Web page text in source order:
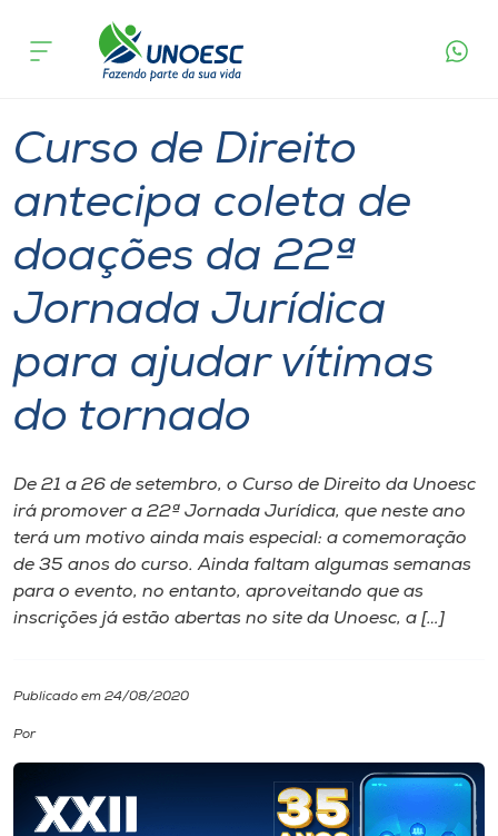
Cursos
Pesquisa
Atendimento ao Estudante
Portal de Ensino
A
Unoesc
Internacionalização
I.nova
Diplomados
Biblioteca
acontece
tornado
Curso de Direito
antecipa coleta de
doações da 22ª
Jornada Jurídica
para ajudar vítimas
do tornado
De 21 a 26 de setembro, o Curso de Direito da Unoesc
irá promover a 22ª Jornada Jurídica, que neste ano
terá um motivo ainda mais especial: a comemoração
de 35 anos do curso. Ainda faltam algumas semanas
para o evento, no entanto, aproveitando que as
inscrições já estão abertas no site da Unoesc, a […]
Publicado em 24/08/2020
Por